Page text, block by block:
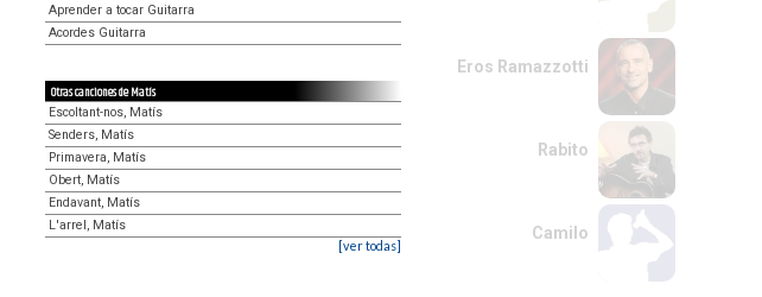
Aprender a tocar Guitarra
Acordes Guitarra
Otras canciones de Matís
Escoltant-nos, Matís
Senders, Matís
Primavera, Matís
Obert, Matís
Endavant, Matís
L'arrel, Matís
[ver todas]
Eros Ramazzotti
Rabito
Camilo